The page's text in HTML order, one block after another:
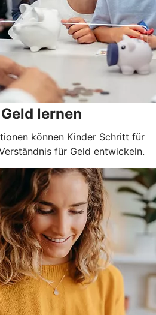
lernen
können Kinder Schritt für
für Geld entwickeln.